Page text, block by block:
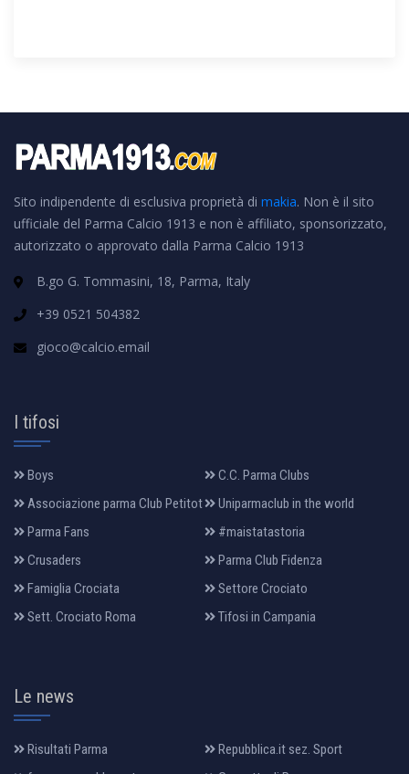
Sito indipendente di esclusiva proprietà di makia. Non è il sito
ufficiale del Parma Calcio 1913 e non è affiliato, sponsorizzato,
autorizzato o approvato dalla Parma Calcio 1913
B.go G. Tommasini, 18, Parma, Italy
+39 0521 504382
gioco@calcio.email
I tifosi
Boys
C.C. Parma Clubs
Associazione parma Club Petitot
Uniparmaclub in the world
Parma Fans
#maistatastoria
Crusaders
Parma Club Fidenza
Famiglia Crociata
Settore Crociato
Sett. Crociato Roma
Tifosi in Campania
Le news
Risultati Parma
Repubblica.it sez. Sport